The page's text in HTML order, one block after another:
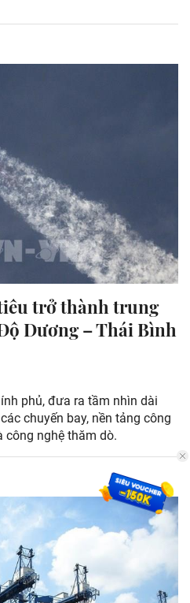
trở thành trung
Dương – Thái Bình
phủ, đưa ra tầm nhìn dài
chuyến bay, nền tảng công
công nghệ thăm dò.